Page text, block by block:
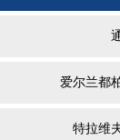
爱尔兰都
特拉维